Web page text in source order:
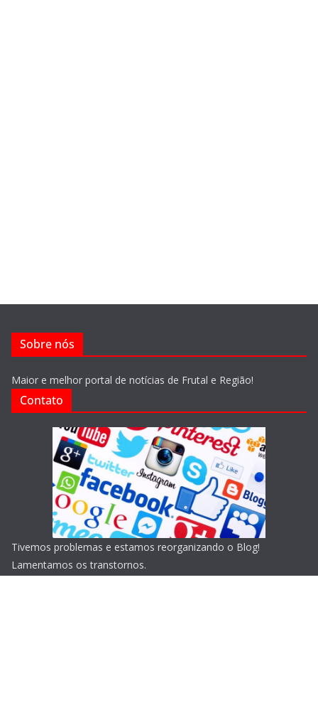
Sobre nós
Maior e melhor portal de notícias de Frutal e Região!
Contato
Tivemos problemas e estamos reorganizando o Blog!
Lamentamos os transtornos.